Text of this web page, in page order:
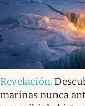
Revelación.
marinas nunca